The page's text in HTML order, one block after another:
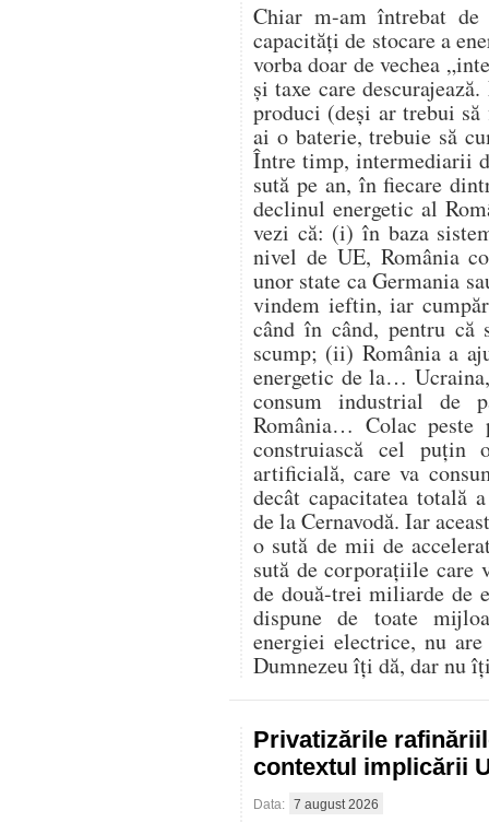
Chiar m-am întrebat
capacități de stocare a
vorba doar de vechea
și taxe care
produci (deși ar trebui
ai o baterie, trebuie să
Între timp, intermediarii
sută pe an, în fiecare
declinul energetic al
vezi că: (i) în baza
nivel de UE, România
unor state ca Germania
vindem ieftin, iar
când în când, pentru că
scump; (ii) România a
energetic de la…
consum industrial de
România… Colac peste
construiască cel
artificială, care va
decât capacitatea totală
de la Cernavodă. Iar
o sută de mii de
sută de corporațiile
de două-trei miliarde de
dispune de toate
energiei electrice, nu
Dumnezeu îți dă, dar nu
Privatizările
contextul implicării
Data: 7 august 2026